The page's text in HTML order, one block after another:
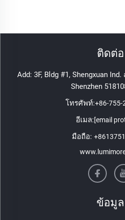
ติดต่อ
Add: 3F, Bldg #1, Shengxuan
Shenzhen
โทรศัพท์:+86-755-
อีเมล:[email
มือถือ:
ข้อมูล